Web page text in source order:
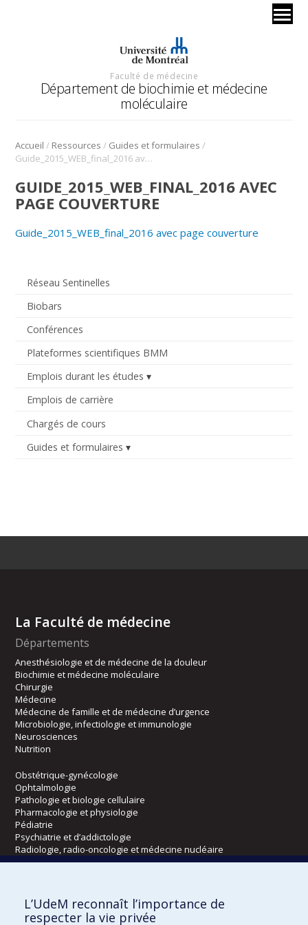
Faculté de médecine
Département de biochimie et médecine
moléculaire
Accueil / Ressources / Guides et formulaires /
Guide_2015_WEB_final_2016 avec page couverture
Réseau Sentinelles
Biobars
Conférences
Plateformes scientifiques BMM
Emplois durant les études
Emplois de carrière
Chargés de cours
Guides et formulaires
GUIDE_2015_WEB_FINAL_2016 AVEC
PAGE COUVERTURE
Guide_2015_WEB_final_2016 avec page couverture
La Faculté de médecine
Départements
Anesthésiologie et de médecine de la douleur
Biochimie et médecine moléculaire
Chirurgie
Médecine
Médecine de famille et de médecine d’urgence
Microbiologie, infectiologie et immunologie
Neurosciences
Nutrition
Obstétrique-gynécologie
Ophtalmologie
Pathologie et biologie cellulaire
Pharmacologie et physiologie
Pédiatrie
Psychiatrie et d’addictologie
Radiologie, radio-oncologie et médecine nucléaire
Écoles
Kinésiologie et des sciences de l’activité physique
L’UdeM reconnaît l’importance de
respecter la vie privée